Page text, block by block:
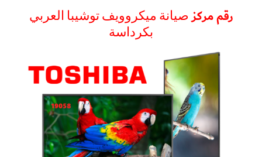
رقم مركزصيانة ميكروويف توشيبا العربي
بكرداسة